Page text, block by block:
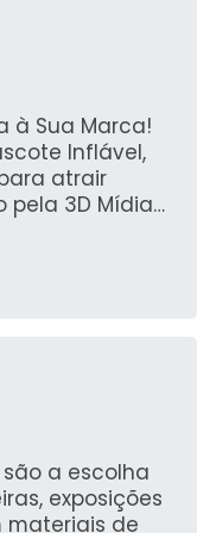
à Sua Marca!
Inflável,
atrair
pela 3D Mídia
logotipo à
✔
festivais,
livre, o
e gera
com
a escolha
exposições
materiais de